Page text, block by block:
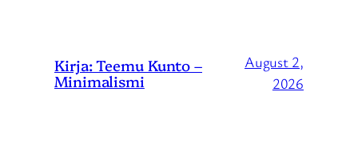
Kirja: Teemu Kunto –
Minimalismi
August 2,
2026